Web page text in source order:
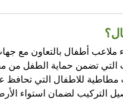
أطفال بالتعاون مع
التي تضمن حماية الطفل من
مطاطية للاطفال التي تحافظ
التركيب لضمان استواء